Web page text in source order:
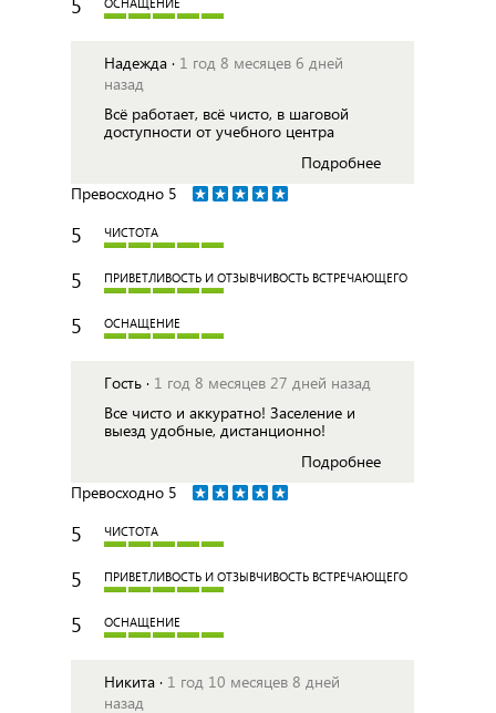
Надежда · 1 год 8 месяцев 6 дней
назад
Всё работает, всё чисто, в шаговой
доступности от учебного центра
Подробнее
Превосходно 5
5 ЧИСТОТА
5 ПРИВЕТЛИВОСТЬ И ОТЗЫВЧИВОСТЬ ВСТРЕЧАЮЩЕГО
5 ОСНАЩЕНИЕ
Гость · 1 год 8 месяцев 27 дней назад
Все чисто и аккуратно! Заселение и
выезд удобные, дистанционно!
Подробнее
Превосходно 5
5 ЧИСТОТА
5 ПРИВЕТЛИВОСТЬ И ОТЗЫВЧИВОСТЬ ВСТРЕЧАЮЩЕГО
5 ОСНАЩЕНИЕ
Никита · 1 год 10 месяцев 8 дней
назад